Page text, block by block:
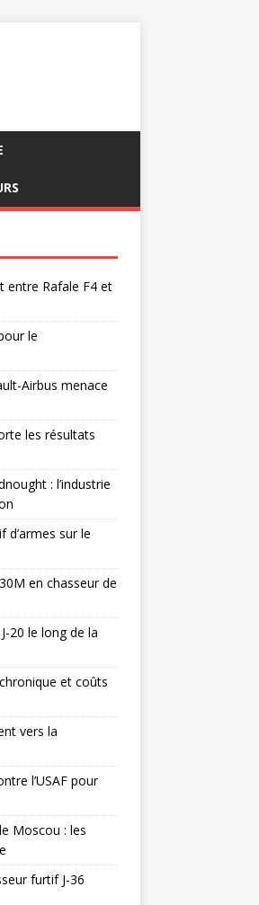
entre Rafale F4 et
le
Airbus menace
les résultats
: l’industrie
d’armes sur le
en chasseur de
20 le long de la
et coûts
vers la
l’USAF pour
Moscou : les
furtif J-36